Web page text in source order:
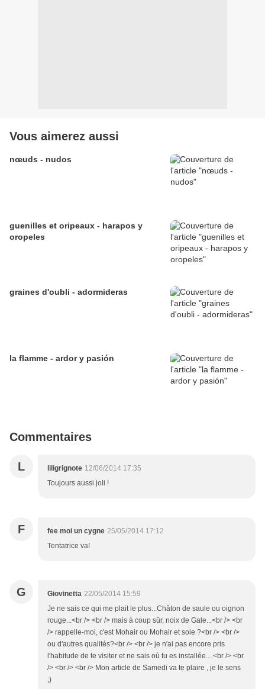
Vous aimerez aussi
nœuds - nudos
guenilles et oripeaux - harapos y
oropeles
graines d'oubli - adormideras
la flamme - ardor y pasión
Commentaires
L liligrignote 12/06/2014 17:35
Toujours aussi joli !
F fee moi un cygne 25/05/2014 17:12
Tentatrice va!
G Giovinetta 22/05/2014 15:59
Je ne sais ce qui me plait le plus...Châton de saule ou oignon
rouge...<br /> <br /> mais à coup sûr, noix de Gale...<br /> <br
/> rappelle-moi, c'est Mohair ou Mohair et soie ?<br /> <br />
ou d'autres qualités?<br /> <br /> je n'ai pas encore pris
l'habitude de te visiter et ne sais où tu es installée....<br /> <br
/> <br /> <br /> Mon article de Samedi va te plaire , je le sens
;)